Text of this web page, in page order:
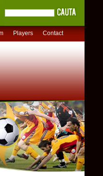
Players Contact